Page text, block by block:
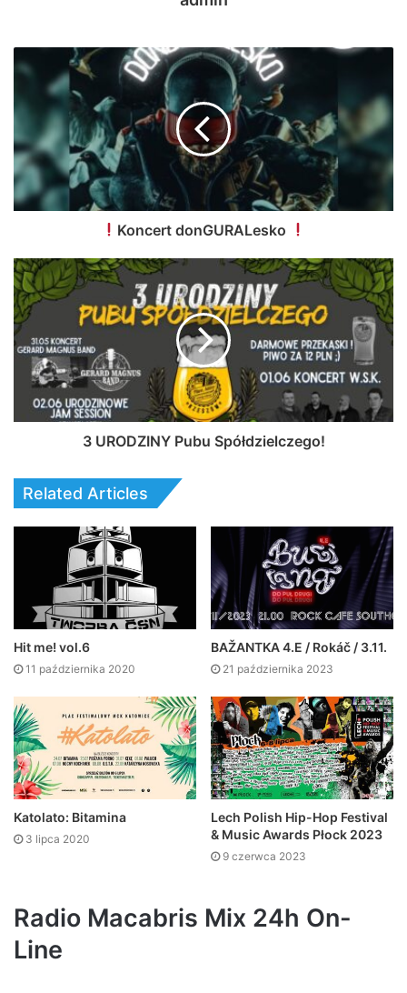
Koncert donGURALesko
3 URODZINY Pubu Spółdzielczego!
Related Articles
Hit me! vol.6
11 października 2020
BAŽANTKA 4.E / Rokáč / 3.11.
21 października 2023
Katolato: Bitamina
3 lipca 2020
Lech Polish Hip-Hop Festival
& Music Awards Płock 2023
9 czerwca 2023
Radio Macabris Mix 24h On-
Line